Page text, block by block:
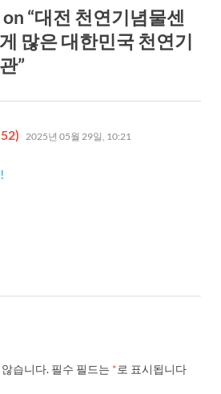
“대전 천연기념물센
많은 대한민국 천연기
”
댓
글:
2025년 05월 29일, 10:21
!
습니다. 필수 필드는 *로 표시됩니다